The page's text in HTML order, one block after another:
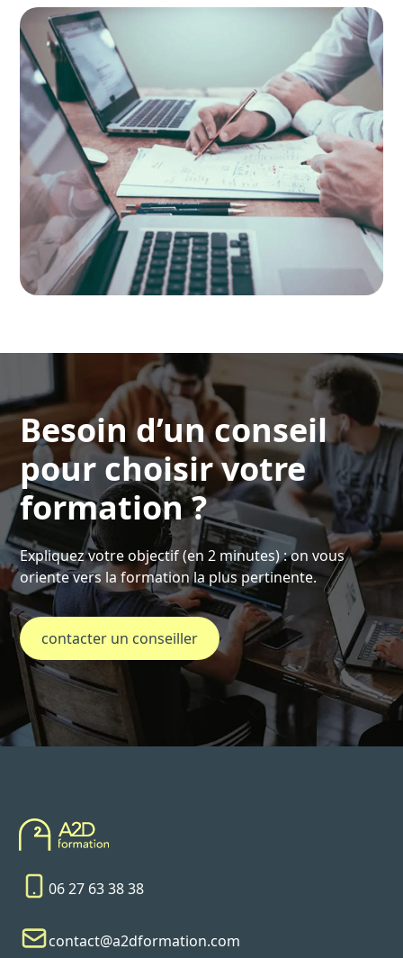
Besoin d’un conseil
pour choisir votre
formation ?
Expliquez votre objectif (en 2 minutes) : on vous
oriente vers la formation la plus pertinente.
contacter un conseiller
06 27 63 38 38
contact@a2dformation.com